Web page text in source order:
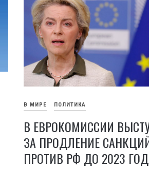
В МИРЕ ПОЛИТИКА
В ЕВРОКОМИССИИ
ЗА ПРОДЛЕНИЕ
ПРОТИВ РФ ДО 2023